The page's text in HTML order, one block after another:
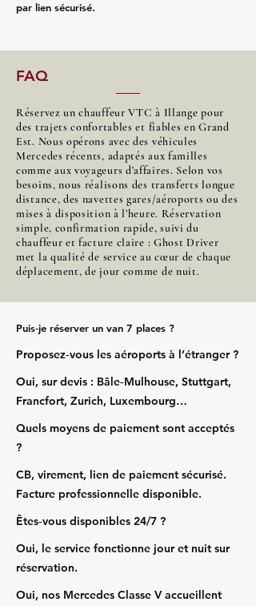
par lien sécurisé.
FAQ
Réservez un chauffeur VTC à Illange pour
des trajets confortables et fiables en Grand
Est. Nous opérons avec des véhicules
Mercedes récents, adaptés aux familles
comme aux voyageurs d’affaires. Selon vos
besoins, nous réalisons des transferts longue
distance, des navettes gares/aéroports ou des
mises à disposition à l’heure. Réservation
simple, confirmation rapide, suivi du
chauffeur et facture claire : Ghost Driver
met la qualité de service au cœur de chaque
déplacement, de jour comme de nuit.
Puis‑je réserver un van 7 places ?
Proposez‑vous les aéroports à l’étranger ?
Oui, sur devis : Bâle‑Mulhouse, Stuttgart,
Francfort, Zurich, Luxembourg…
Quels moyens de paiement sont acceptés
?
CB, virement, lien de paiement sécurisé.
Facture professionnelle disponible.
Êtes‑vous disponibles 24/7 ?
Oui, le service fonctionne jour et nuit sur
réservation.
Oui, nos Mercedes Classe V accueillent